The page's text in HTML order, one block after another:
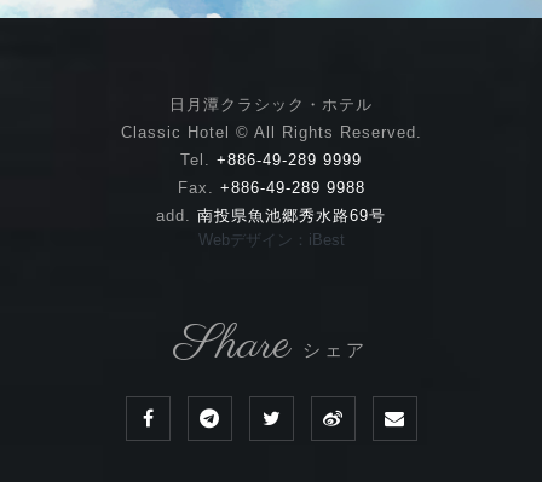
日月潭クラシック・ホテル
Classic Hotel © All Rights Reserved.
Tel. +886-49-289 9999
Fax. +886-49-289 9988
add. 南投県魚池郷秀水路69号
Webデザイン：iBest
Share シェア